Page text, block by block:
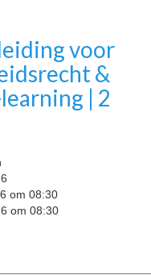
voor
&
| 2
om 08:30
om 08:30